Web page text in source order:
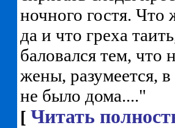
ночного гостя. Что
да и что греха
баловался тем, что
жены, разумеется,
не было дома...."
[ Читать